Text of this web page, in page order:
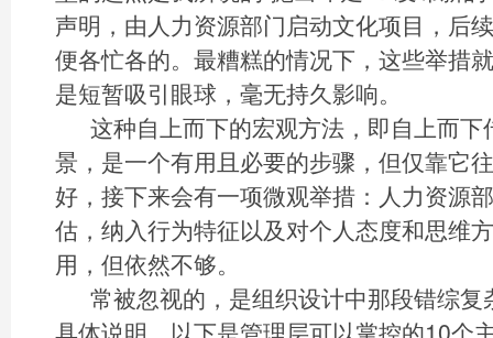
声明，由人力资源部门启动文化项目，后
便各忙各的。最糟糕的情况下，这些举
是短暂吸引眼球，毫无持久影响。
这种自上而下的宏观方法，即自上而
景，是一个有用且必要的步骤，但仅靠它
好，接下来会有一项微观举措：人力资源
估，纳入行为特征以及对个人态度和思维
用，但依然不够。
常被忽视的，是组织设计中那段错综复
具体说明。以下是管理层可以掌控的10个